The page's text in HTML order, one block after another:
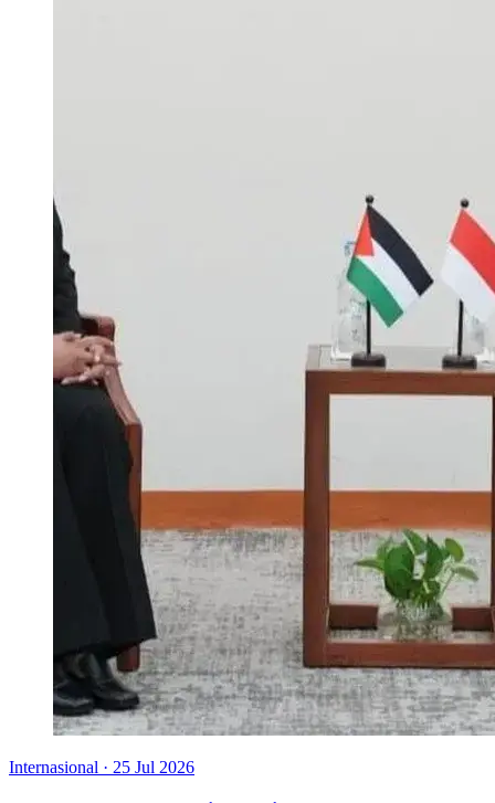
Internasional · 25 Jul 2026